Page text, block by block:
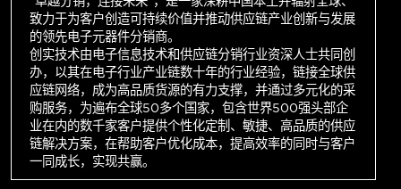
致力于为客户创造可持续价值并推动供应链产业创新与发展
的领先电子元器件分销商。
创实技术由电子信息技术和供应链分销行业资深人士共同创
办，以其在电子行业产业链数十年的行业经验，链接全球供
应链网络，成为高品质货源的有力支撑，并通过多元化的采
购服务，为遍布全球50多个国家，包含世界500强头部企
业在内的数千家客户提供个性化定制、敏捷、高品质的供应
链解决方案，在帮助客户优化成本，提高效率的同时与客户
一同成长，实现共赢。